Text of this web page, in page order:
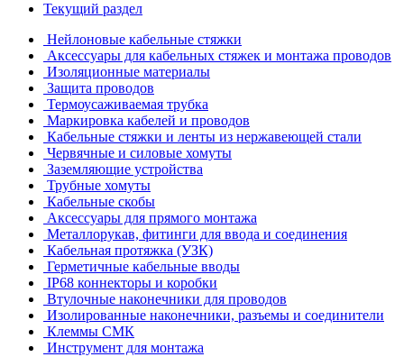
Текущий раздел
Нейлоновые кабельные стяжки
Аксессуары для кабельных стяжек и монтажа проводов
Изоляционные материалы
Защита проводов
Термоусаживаемая трубка
Маркировка кабелей и проводов
Кабельные стяжки и ленты из нержавеющей стали
Червячные и силовые хомуты
Заземляющие устройства
Трубные хомуты
Кабельные скобы
Аксессуары для прямого монтажа
Металлорукав, фитинги для ввода и соединения
Кабельная протяжка (УЗК)
Герметичные кабельные вводы
IP68 коннекторы и коробки
Втулочные наконечники для проводов
Изолированные наконечники, разъемы и соединители
Клеммы СМК
Инструмент для монтажа